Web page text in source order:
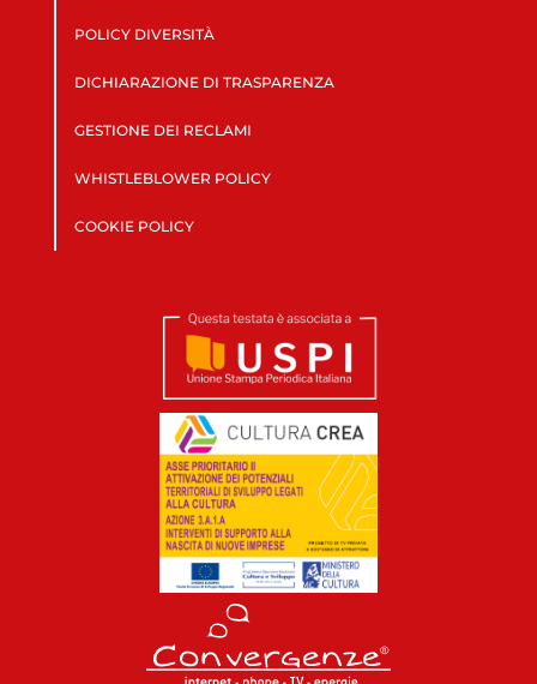
POLICY DIVERSITÀ
DICHIARAZIONE DI TRASPARENZA
GESTIONE DEI RECLAMI
WHISTLEBLOWER POLICY
COOKIE POLICY